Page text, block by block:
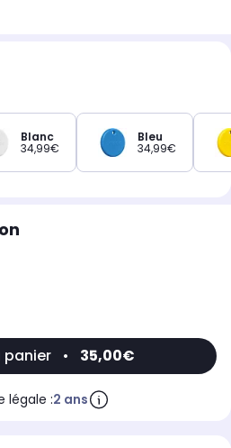
Blanc
34,99€
Bleu
34,99€
panier • 35,00€
légale :2 ans